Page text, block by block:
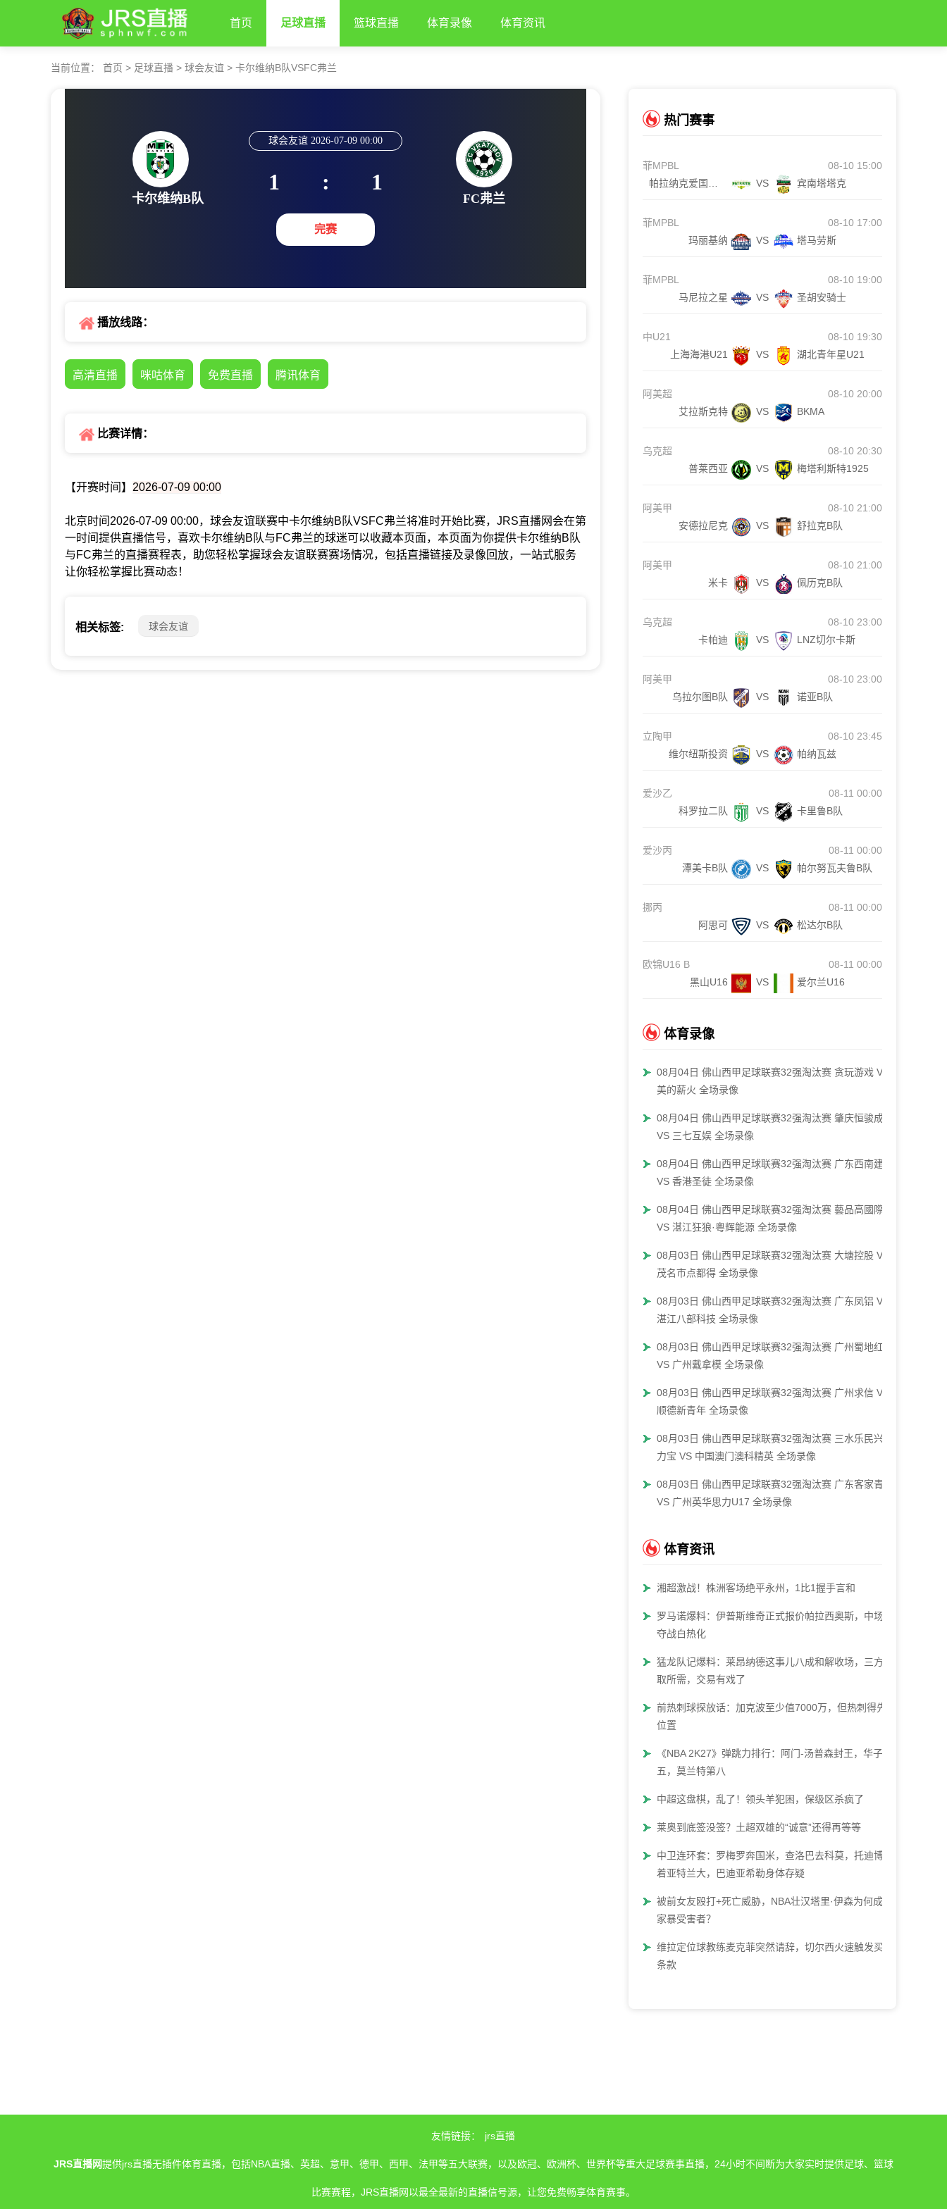
首页 足球直播 篮球直播 体育录像 体育资讯
当前位置： 首页 > 足球直播 > 球会友谊 > 卡尔维纳B队VSFC弗兰
卡尔维纳B队
球会友谊 2026-07-09 00:00
1 : 1
完赛
FC弗兰
播放线路：
高清直播 咪咕体育 免费直播 腾讯体育
比赛详情：
【开赛时间】 2026-07-09 00:00
北京时间2026-07-09 00:00，球会友谊联赛中卡尔维纳B队VSFC弗兰将准时开始比赛，JRS直播网会在第
一时间提供直播信号，喜欢卡尔维纳B队与FC弗兰的球迷可以收藏本页面，本页面为你提供卡尔维纳B队
与FC弗兰的直播赛程表，助您轻松掌握球会友谊联赛赛场情况，包括直播链接及录像回放，一站式服务
让你轻松掌握比赛动态！
相关标签: 球会友谊
热门赛事
菲MPBL
08-10 15:00
VS 宾南塔塔克
菲MPBL
08-10 17:00
玛丽基纳
VS 塔马劳斯
菲MPBL
08-10 19:00
马尼拉之星
VS 圣胡安骑士
中U21
08-10 19:30
上海海港U21
VS 湖北青年星U21
阿美超
08-10 20:00
艾拉斯克特
VS BKMA
乌克超
08-10 20:30
普莱西亚
VS 梅塔利斯特1925
阿美甲
08-10 21:00
安德拉尼克
VS 舒拉克B队
阿美甲
08-10 21:00
米卡
VS 佩历克B队
乌克超
08-10 23:00
卡帕迪
VS LNZ切尔卡斯
阿美甲
08-10 23:00
乌拉尔图B队
VS 诺亚B队
立陶甲
08-10 23:45
维尔纽斯投资
VS 帕纳瓦兹
爱沙乙
08-11 00:00
科罗拉二队
VS 卡里鲁B队
爱沙丙
08-11 00:00
潭美卡B队
VS 帕尔努瓦夫鲁B队
挪丙
08-11 00:00
阿思可
VS 松达尔B队
欧锦U16 B
08-11 00:00
黑山U16
VS 爱尔兰U16
体育录像
08月04日 佛山西甲足球联赛32强淘汰赛 贪玩游戏 VS
美的薪火 全场录像
08月04日 佛山西甲足球联赛32强淘汰赛 肇庆恒骏成
VS 三七互娱 全场录像
08月04日 佛山西甲足球联赛32强淘汰赛 广东西南建设
VS 香港圣徒 全场录像
08月04日 佛山西甲足球联赛32强淘汰赛 藝品高國際
VS 湛江狂狼·粵辉能源 全场录像
08月03日 佛山西甲足球联赛32强淘汰赛 大塘控股 VS
茂名市点都得 全场录像
08月03日 佛山西甲足球联赛32强淘汰赛 广东凤铝 VS
湛江八部科技 全场录像
08月03日 佛山西甲足球联赛32强淘汰赛 广州蜀地红
VS 广州戴拿模 全场录像
08月03日 佛山西甲足球联赛32强淘汰赛 广州求信 VS
顺德新青年 全场录像
08月03日 佛山西甲足球联赛32强淘汰赛 三水乐民兴健
力宝 VS 中国澳门澳科精英 全场录像
08月03日 佛山西甲足球联赛32强淘汰赛 广东客家青年
VS 广州英华思力U17 全场录像
体育资讯
湘超激战！株洲客场绝平永州，1比1握手言和
罗马诺爆料：伊普斯维奇正式报价帕拉西奥斯，中场争
夺战白热化
猛龙队记爆料：莱昂纳德这事儿八成和解收场，三方各
取所需，交易有戏了
前热刺球探放话：加克波至少值7000万，但热刺得先腾
位置
《NBA 2K27》弹跳力排行：阿门-汤普森封王，华子第
五，莫兰特第八
中超这盘棋，乱了！领头羊犯困，保级区杀疯了
莱奥到底签没签？土超双雄的“诚意”还得再等等
中卫连环套：罗梅罗奔国米，查洛巴去科莫，托迪博瞄
着亚特兰大，巴迪亚希勒身体存疑
被前女友殴打+死亡威胁，NBA壮汉塔里·伊森为何成了
家暴受害者？
维拉定位球教练麦克菲突然请辞，切尔西火速触发买断
条款
友情链接： jrs直播
JRS直播网提供jrs直播无插件体育直播，包括NBA直播、英超、意甲、德甲、西甲、法甲等五大联赛，以及欧冠、欧洲杯、世界杯等重大足球赛事直播，24小时不间断为大家实时提供足球、篮球
比赛赛程，JRS直播网以最全最新的直播信号源，让您免费畅享体育赛事。